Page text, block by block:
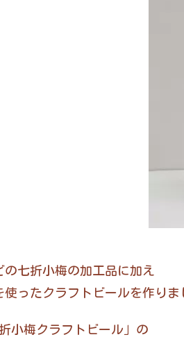
七折小梅の加工品に加え
使ったクラフトビールを作りま
小梅クラフトビール」の